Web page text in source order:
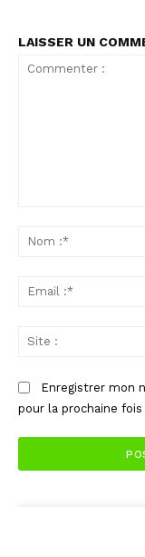
LAISSER UN
Enregistrer mon
pour la prochaine